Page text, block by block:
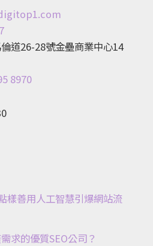
道26-28號金壘商業中心14
8970
樣善用人工智慧引爆網站流
求的優質SEO公司？